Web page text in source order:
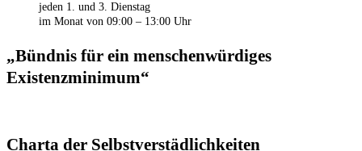
jeden 1. und 3. Dienstag
im Monat von 09:00 – 13:00 Uhr
„Bündnis für ein menschenwürdiges
Existenzminimum“
Charta der Selbstverstädlichkeiten